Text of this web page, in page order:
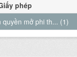
phép
quyền mở phi th... (1)